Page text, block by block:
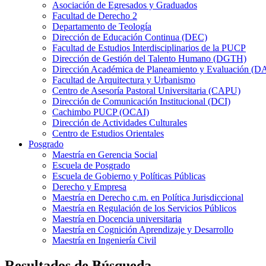
Asociación de Egresados y Graduados
Facultad de Derecho 2
Departamento de Teología
Dirección de Educación Continua (DEC)
Facultad de Estudios Interdisciplinarios de la PUCP
Dirección de Gestión del Talento Humano (DGTH)
Dirección Académica de Planeamiento y Evaluación
Facultad de Arquitectura y Urbanismo
Centro de Asesoría Pastoral Universitaria (CAPU)
Dirección de Comunicación Institucional (DCI)
Cachimbo PUCP (OCAI)
Dirección de Actividades Culturales
Centro de Estudios Orientales
Posgrado
Maestría en Gerencia Social
Escuela de Posgrado
Escuela de Gobierno y Políticas Públicas
Derecho y Empresa
Maestría en Derecho c.m. en Política Jurisdiccional
Maestría en Regulación de los Servicios Públicos
Maestría en Docencia universitaria
Maestría en Cognición Aprendizaje y Desarrollo
Maestría en Ingeniería Civil